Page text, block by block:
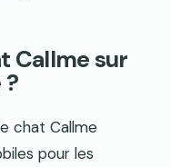
Callme sur
chat Callme
pour les